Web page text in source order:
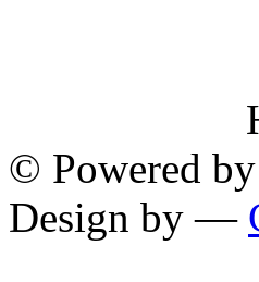
© Powered by
Design by —